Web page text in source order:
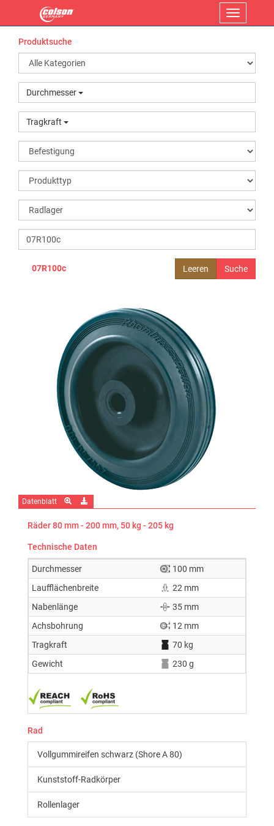
Menü
Produktsuche
Durchmesser
Tragkraft
Leeren
07R100c
Datenblatt
Räder 80 mm - 200 mm, 50 kg - 205 kg
Technische Daten
Durchmesser
100 mm
Laufflächenbreite
22 mm
Nabenlänge
35 mm
Achsbohrung
12 mm
Tragkraft
70 kg
Gewicht
230 g
Rad
Vollgummireifen schwarz (Shore A 80)
Kunststoff-Radkörper
Rollenlager